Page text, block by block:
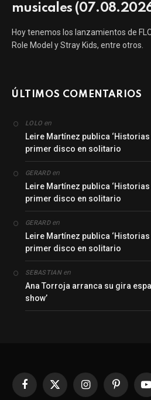
musicales
Hoy tenemos los lanzamientos de
Role Model y Stray Kids, entre otros.
ÚLTIMOS COMENTARIOS
LOLO en
Leire Martínez publica ‘Historias
primer disco en solitario
GERARDen
Leire Martínez publica ‘Historias
primer disco en solitario
GERARDen
Leire Martínez publica ‘Historias
primer disco en solitario
SEBASTIANen
Ana Torroja arranca su gira
show’
Facebook
X
InstagramPinterest